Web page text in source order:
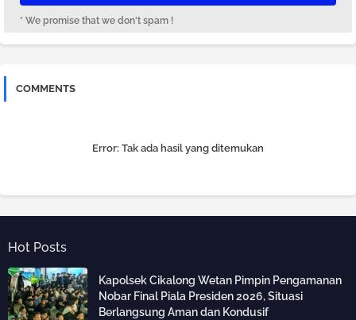
* We promise that we don't spam !
COMMENTS
Error: Tak ada hasil yang ditemukan
Hot Posts
Kapolsek Cikalong Wetan Pimpin Pengamanan
Nobar Final Piala Presiden 2026, Situasi
Berlangsung Aman dan Kondusif